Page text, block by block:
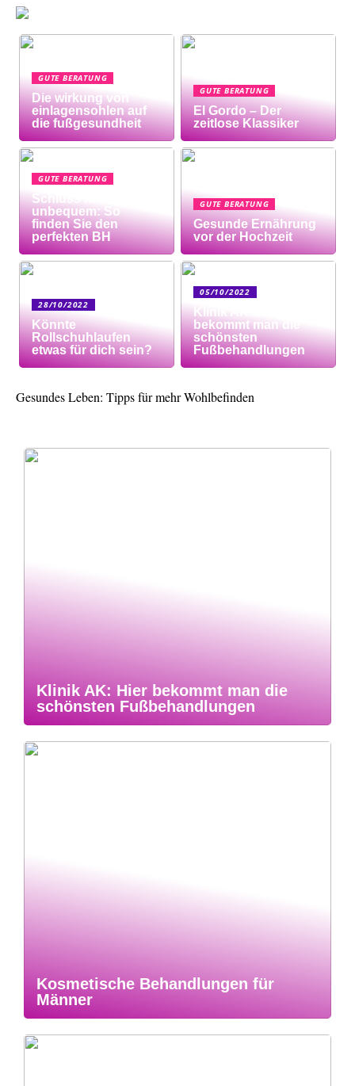
GUTE BERATUNG
Die wirkung von
einlagensohlen auf
die fußgesundheit
GUTE BERATUNG
El Gordo – Der
zeitlose Klassiker
GUTE BERATUNG
Schluss mit
unbequem: So
finden Sie den
perfekten BH
GUTE BERATUNG
Gesunde Ernährung
vor der Hochzeit
28/10/2022
Könnte
Rollschuhlaufen
etwas für dich sein?
05/10/2022
Klinik AK: Hier
bekommt man die
schönsten
Fußbehandlungen
Gesundes Leben: Tipps für mehr Wohlbefinden
Klinik AK: Hier bekommt man die
schönsten Fußbehandlungen
Kosmetische Behandlungen für
Männer